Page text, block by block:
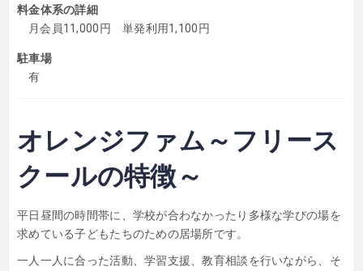
料金体系の詳細
月会員11,000円 単発利用1,100円
駐車場
有
オレンジファム～フリース
クールの特徴～
平日昼間の時間帯に、学校が合わなかったり多様な学びの場を
求めている子どもたちのための居場所です。
一人一人に合った活動、学習支援、教育相談を行いながら、そ